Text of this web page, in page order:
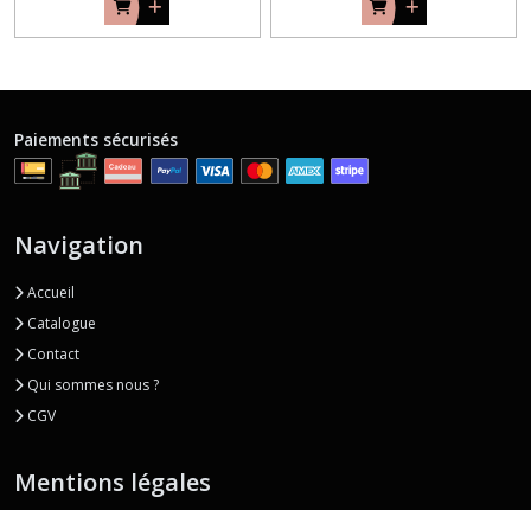
Paiements sécurisés
Navigation
Accueil
Catalogue
Contact
Qui sommes nous ?
CGV
Mentions légales